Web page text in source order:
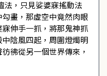
法，只見娑婆寐搖動法
畫，那虛空中竟然肉眼
伸手一抓，將那鬼神抓
陰風四起，周圍燈燭明
彿從另一個世界傳來，